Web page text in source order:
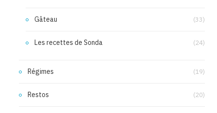
Gâteau (33)
Les recettes de Sonda (24)
Régimes (19)
Restos (20)